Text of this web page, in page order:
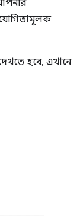
হবে, এখানে